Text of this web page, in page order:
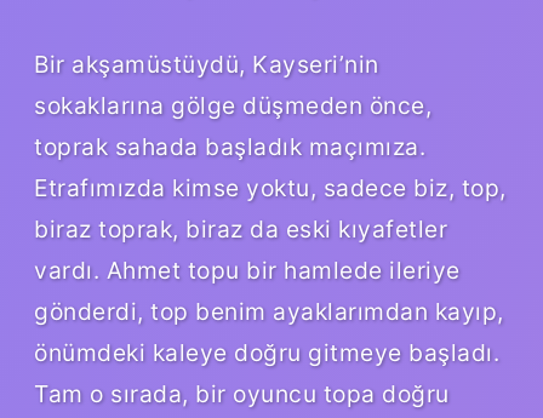
Bir akşamüstüydü, Kayseri’nin
sokaklarına gölge düşmeden önce,
toprak sahada başladık maçımıza.
Etrafımızda kimse yoktu, sadece biz, top,
biraz toprak, biraz da eski kıyafetler
vardı. Ahmet topu bir hamlede ileriye
gönderdi, top benim ayaklarımdan kayıp,
önümdeki kaleye doğru gitmeye başladı.
Tam o sırada, bir oyuncu topa doğru